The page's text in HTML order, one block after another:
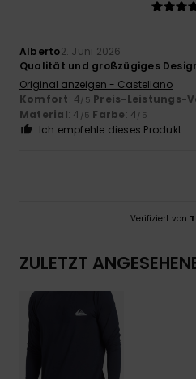
Alberto2. Juni 2026
Qualität und großzügiges
Original anzeigen - Castellano
Komfort: 4/5 Preis-Leistungs-
Material: 4 /5 Farbe: 4/5
Ich empfehle dieses Produkt
Verifiziert von
ZULETZT